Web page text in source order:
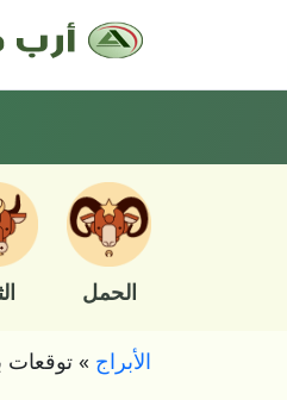
الحمل
الأبراج » توقعات